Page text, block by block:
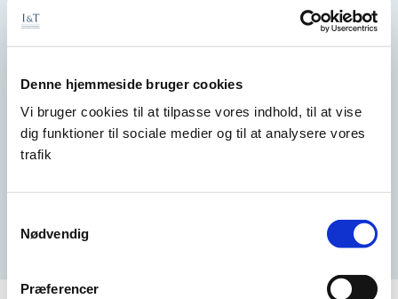
Denne hjemmeside bruger cookies
Vi bruger cookies til at tilpasse vores indhold, til at vise
dig funktioner til sociale medier og til at analysere vores
trafik
Nødvendig
Præferencer
løse dette problem.
I det brede globale aktieindeks, MSCI AC World, udgør
de 10 største selskaber knap 30%*. I I&T Globale
Aktier Kvant vægter alle aktier ca. 0,20%. Det betyder,
at der skal 90 selskaber til at give en eksponering på
15%.
Det er reel risikospredning!